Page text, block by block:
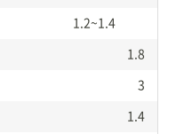
1.2~1.4
1.8
3
1.4